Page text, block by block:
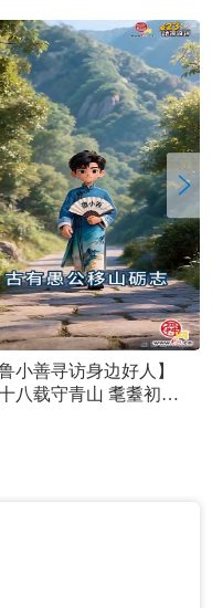
鲁小善寻访身边好人】
八载守青山 耄耋初心